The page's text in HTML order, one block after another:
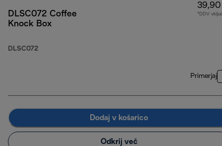
DLSC072 Coffee
Knock Box
DLSC072
*DDV
Primerjaj
Dodaj v košarico
Odkrij več